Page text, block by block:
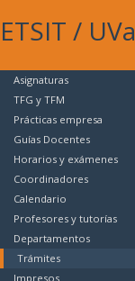
ETSIT / UVa
Asignaturas
TFG y TFM
Prácticas empresa
Guías Docentes
Horarios y exámenes
Coordinadores
Calendario
Profesores y tutorías
Departamentos
Trámites
Impresos